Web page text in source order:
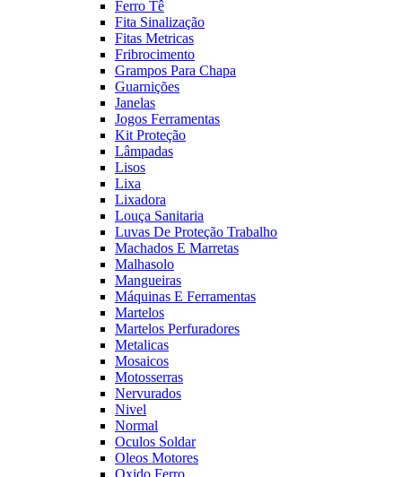
Ferro Tê
Fita Sinalização
Fitas Metricas
Fribrocimento
Grampos Para Chapa
Guarnições
Janelas
Jogos Ferramentas
Kit Proteção
Lâmpadas
Lisos
Lixa
Lixadora
Louça Sanitaria
Luvas De Proteção Trabalho
Machados E Marretas
Malhasolo
Mangueiras
Máquinas E Ferramentas
Martelos
Martelos Perfuradores
Metalicas
Mosaicos
Motosserras
Nervurados
Nivel
Normal
Oculos Soldar
Oleos Motores
Oxido Ferro